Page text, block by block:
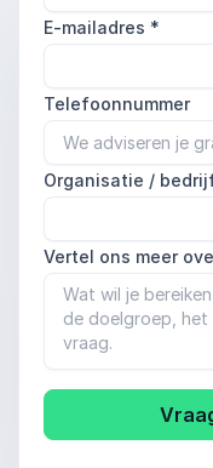
E-mailadres *
Telefoonnummer
Organisatie /
Vertel ons meer